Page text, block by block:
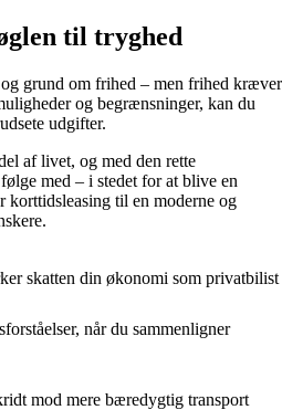
til tryghed
grund om frihed – men frihed kræver
og begrænsninger, kan du
udgifter.
af livet, og med den rette
med – i stedet for at blive en
korttidsleasing til en moderne og
skatten din økonomi som privatbilist
når du sammenligner
mod mere bæredygtig transport